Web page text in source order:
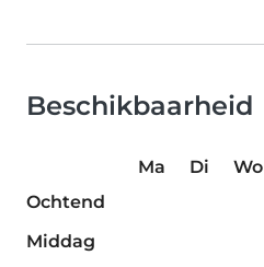
Beschikbaarheid
Ma Di Wo
Ochtend
Middag